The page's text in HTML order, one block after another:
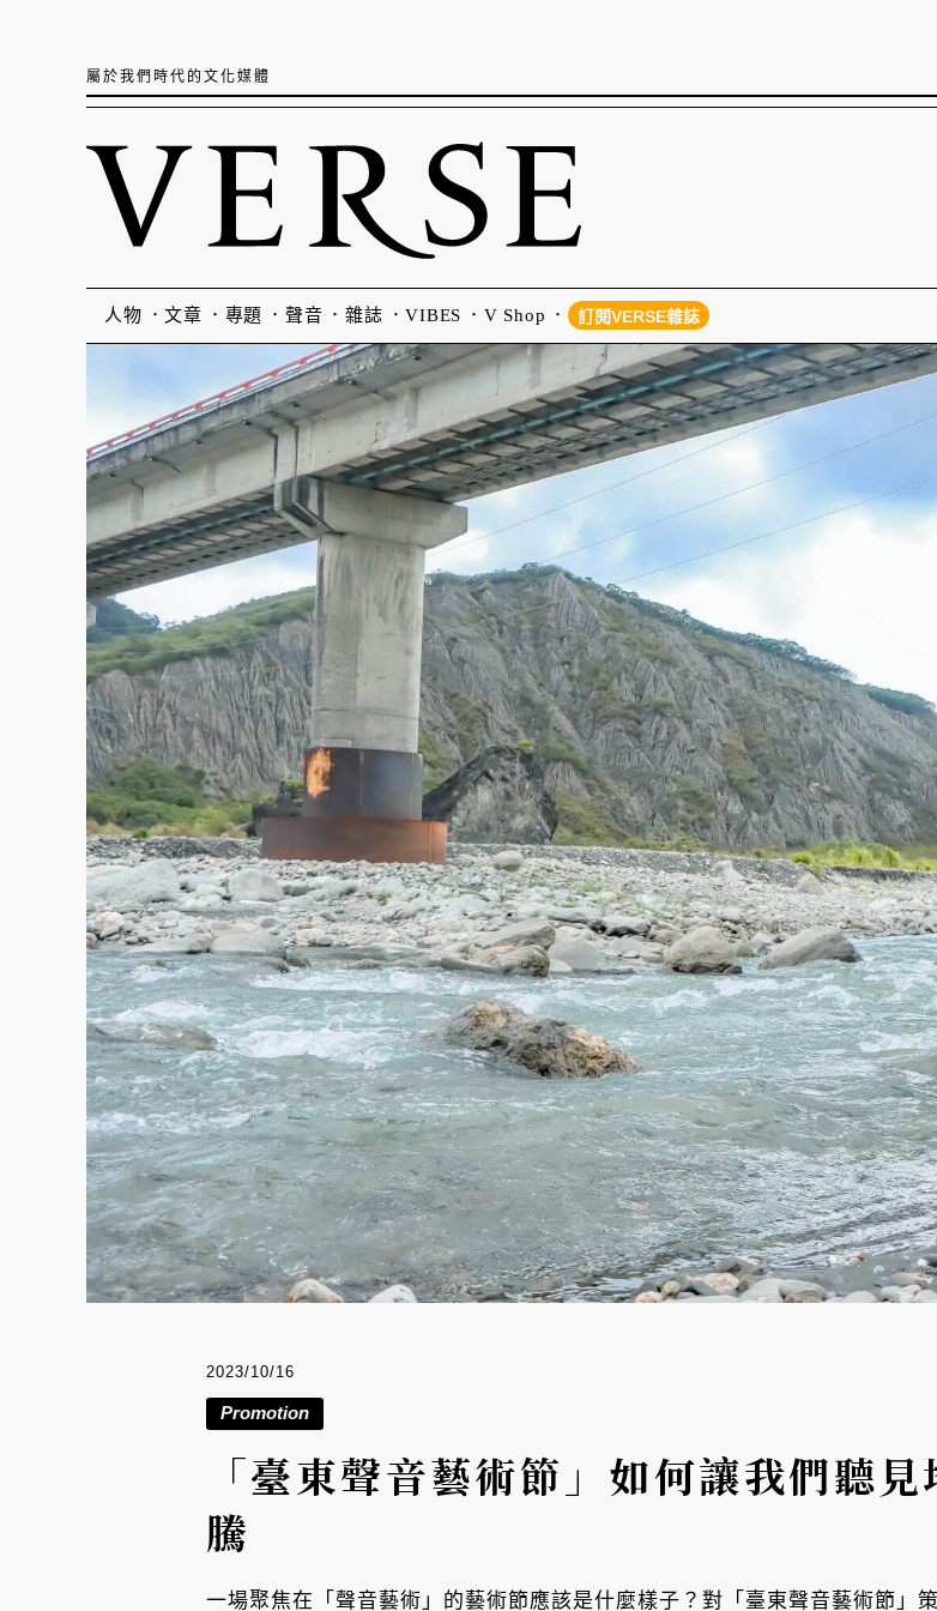
屬於我們時代的文化媒體
人物 文章 專題 聲音 雜誌 VIBES V Shop 訂閱VERSE雜誌
2023/10/16
Promotion
「臺東聲音藝術節」如何讓我們聽
騰
一場聚焦在「聲音藝術」的藝術節應該是什麼樣子？對「臺東聲音藝術節」